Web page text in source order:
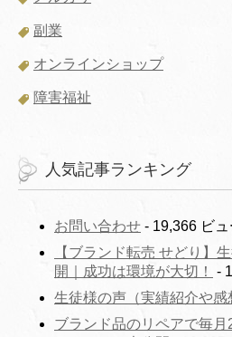
副業
オンラインショップ
障害福祉
人気記事ランキング
お問い合わせ - 19,366 ビュ
【ブランド転売 せどり】
開｜成功は環境が大切！
-
生徒様の声（実績紹介や感
ブランド品のリペアで毎